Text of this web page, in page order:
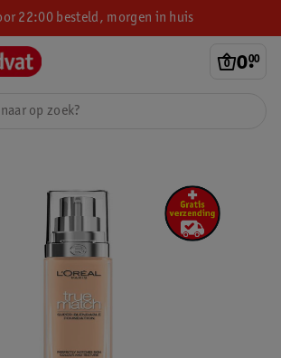
22:00 besteld, morgen in huis
0.
00